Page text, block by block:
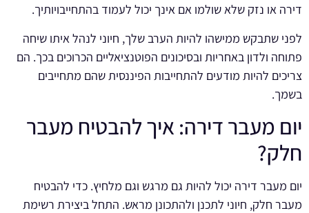
דירה או נזק שלא שולמו אם אינך יכול לעמוד בהתחייבויותיך.
לפני שתבקש ממישהו להיות הערב שלך, חיוני לנהל איתו שיחה
פתוחה ולדון באחריות ובסיכונים הפוטנציאליים הכרוכים בכך. הם
צריכים להיות מודעים להתחייבות הפיננסית שהם מתחייבים
בשמך.
יום מעבר דירה: איך להבטיח מעבר
חלק?
יום מעבר דירה יכול להיות גם מרגש וגם מלחיץ. כדי להבטיח
מעבר חלק, חיוני לתכנן ולהתכונן מראש. התחל ביצירת רשימת